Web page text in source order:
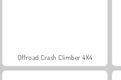
Offroad Crash Climber 4X4